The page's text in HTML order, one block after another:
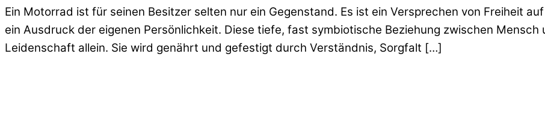
Ein Motorrad ist für seinen Besitzer selten nur ein Gegenstand. Es ist ein Versprechen von Freiheit
ein Ausdruck der eigenen Persönlichkeit. Diese tiefe, fast symbiotische Beziehung zwischen
Leidenschaft allein. Sie wird genährt und gefestigt durch Verständnis, Sorgfalt […]